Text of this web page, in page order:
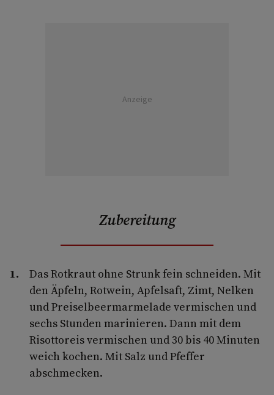
Anzeige
Zubereitung
Das Rotkraut ohne Strunk fein schneiden. Mit
den Äpfeln, Rotwein, Apfelsaft, Zimt, Nelken
und Preiselbeermarmelade vermischen und
sechs Stunden marinieren. Dann mit dem
Risottoreis vermischen und 30 bis 40 Minuten
weich kochen. Mit Salz und Pfeffer
abschmecken.